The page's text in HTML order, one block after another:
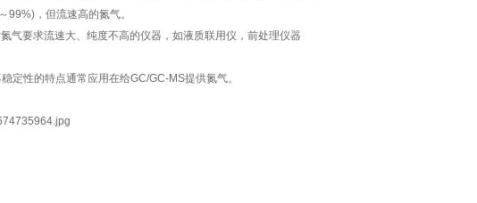
，但流速高的氮气。
气要求流速大、纯度不高的仪器，如液质联用仪，前处理仪器
定性的特点通常应用在给GC/GC-MS提供氮气。